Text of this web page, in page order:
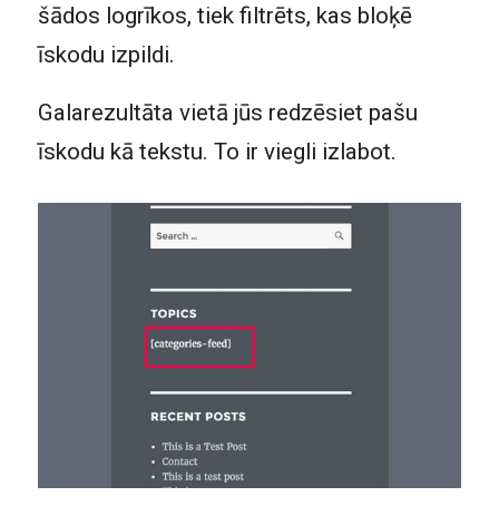
šādos logrīkos, tiek filtrēts, kas bloķē
īskodu izpildi.
Galarezultāta vietā jūs redzēsiet pašu
īskodu kā tekstu. To ir viegli izlabot.